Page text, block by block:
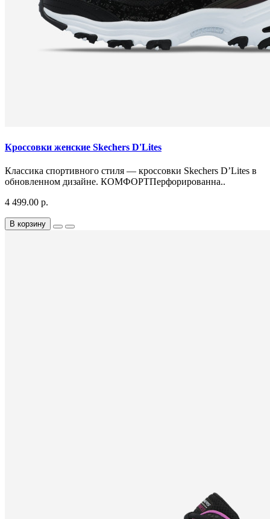
Кроссовки женские Skechers D'Lites
Классика спортивного стиля — кроссовки Skechers D’Lites в
обновленном дизайне. КОМФОРТПерфорированна..
4 499.00 р.
В корзину